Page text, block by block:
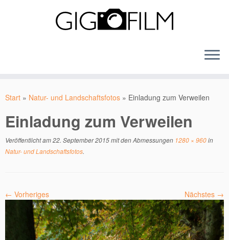
Inhalt
Start » Natur- und Landschaftsfotos » Einladung zum Verweilen
Einladung zum Verweilen
Veröffentlicht am22. September 2015mit den Abmessungen 1280 × 960in
Natur- und Landschaftsfotos.
← Vorheriges Nächstes →